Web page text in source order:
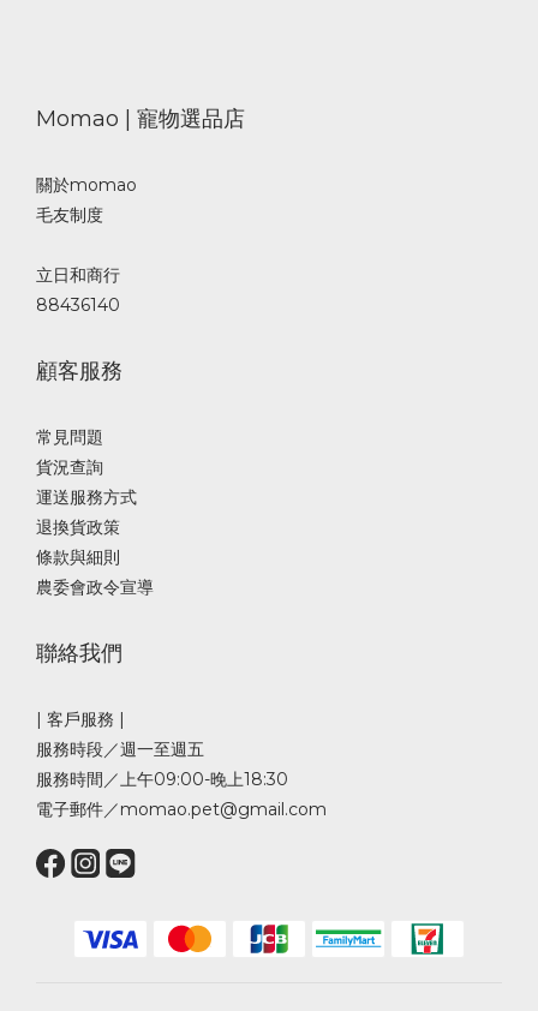
Momao | 寵物選品店
關於momao
毛友制度
立日和商行
88436140
顧客服務
常見問題
貨況查詢
運送服務方式
退換貨政策
條款與細則
農委會政令宣導
聯絡我們
| 客戶服務 |
服務時段／週一至週五
服務時間／上午09:00-晚上18:30
電子郵件／momao.pet@gmail.com